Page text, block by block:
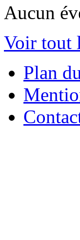
Aucun
Voir tout
Plan